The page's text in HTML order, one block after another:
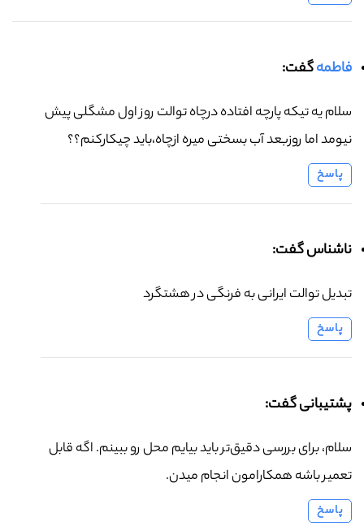
فاطمهگفت:
سلام یه تیکه پارچه افتاده درچاه توالت روز اول مشگلی پیش
نیومد اما روزبعد آب بسختی میره ازچاه،باید چیکارکنم؟؟
پاسخ
ناشناس گفت:
تبدیل توالت ایرانی به فرنگی در هشتگرد
پاسخ
پشتیبانی گفت:
سلام، برای بررسی دقیق‌تر باید بیایم محل رو ببینم. اگه قابل
تعمیر باشه همکارامون انجام میدن.
پاسخ